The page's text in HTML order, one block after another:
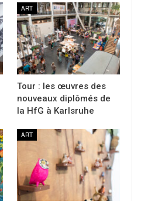
ART
Tour : les œuvres des
nouveaux diplômés de
la HfG à Karlsruhe
ART